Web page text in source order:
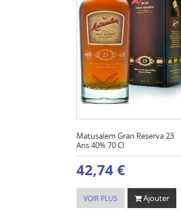
Matusalem Gran Reserva 23
Ans 40% 70 Cl
42,74 €
VOIR PLUS Ajouter